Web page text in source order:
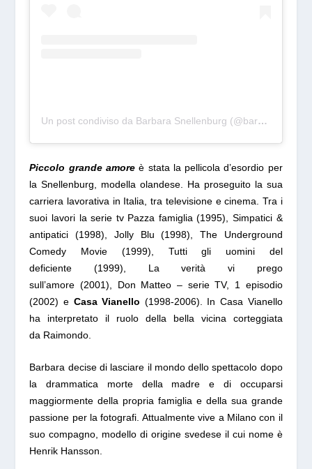
Un post condiviso da Barbara Snellenburg (@barbarasnellenburg)
Piccolo grande amore è stata la pellicola d’esordio per
la Snellenburg, modella olandese. Ha proseguito la sua
carriera lavorativa in Italia, tra televisione e cinema. Tra i
suoi lavori la serie tv Pazza famiglia (1995),Simpatici &
antipatici (1998), Jolly Blu (1998), The Underground
Comedy Movie (1999), Tutti gli uomini del
deficiente (1999), La verità vi prego
sull’amore (2001), Don Matteo – serie TV, 1 episodio
(2002) e Casa Vianello (1998-2006). In Casa Vianello
ha interpretato il ruolo della bella vicina corteggiata
da Raimondo.
Barbara decise di lasciare il mondo dello spettacolo dopo
la drammatica morte della madre e di occuparsi
maggiormente della propria famiglia e della sua grande
passione per la fotografi. Attualmente vive a Milano con il
suo compagno, modello di origine svedese il cui nome è
Henrik Hansson.